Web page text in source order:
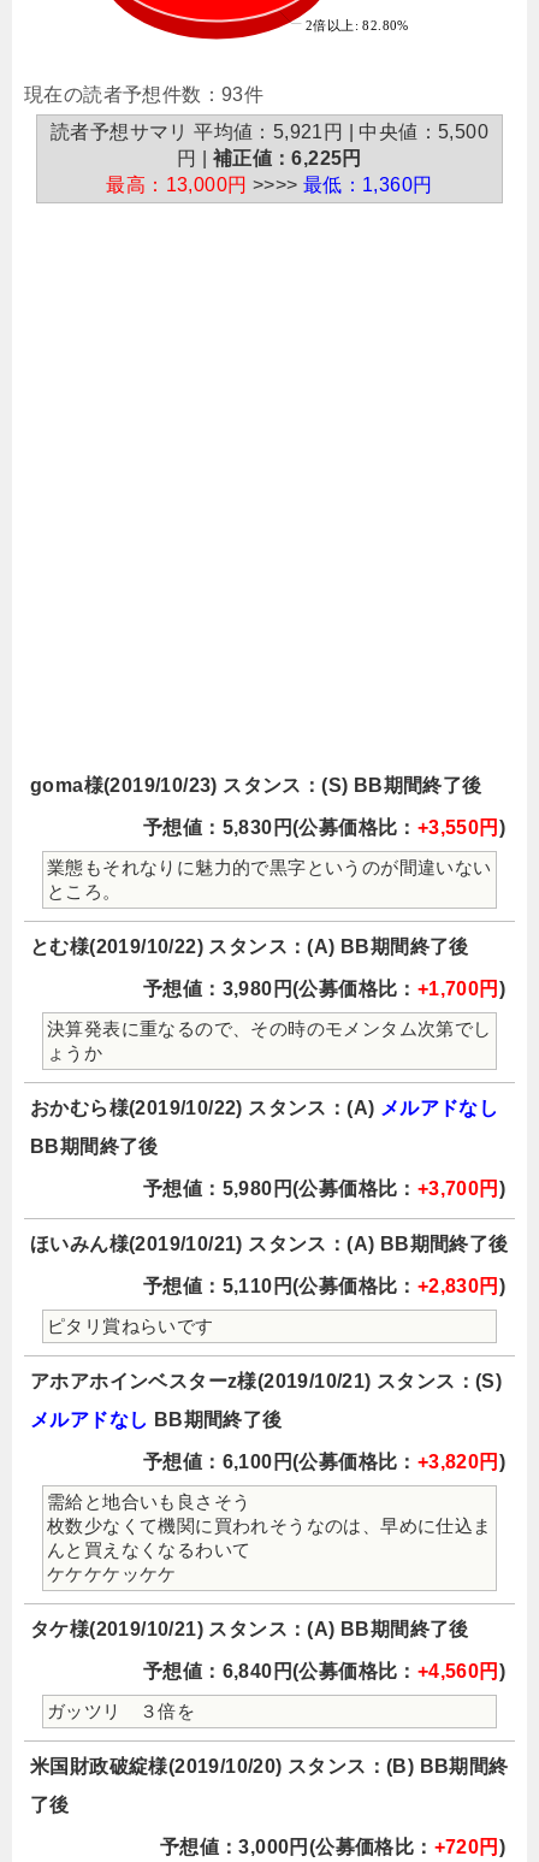
2倍以上: 82.80%
現在の読者予想件数：93件
読者予想サマリ 平均値：5,921円 | 中央値：5,500
円 | 補正値：6,225円
最高：13,000円 >>>> 最低：1,360円
goma様(2019/10/23) スタンス：(S) BB期間終了後
予想値：5,830円(公募価格比： +3,550円 )
業態もそれなりに魅力的で黒字というのが間違いない
ところ。
とむ様(2019/10/22) スタンス：(A) BB期間終了後
予想値：3,980円(公募価格比： +1,700円 )
決算発表に重なるので、その時のモメンタム次第でし
ょうか
おかむら様(2019/10/22) スタンス：(A) メルアドなし
BB期間終了後
予想値：5,980円(公募価格比： +3,700円 )
ほいみん様(2019/10/21) スタンス：(A) BB期間終了後
予想値：5,110円(公募価格比： +2,830円 )
ピタリ賞ねらいです
アホアホインベスターz様(2019/10/21) スタンス：(S)
メルアドなし BB期間終了後
予想値：6,100円(公募価格比： +3,820円 )
需給と地合いも良さそう
枚数少なくて機関に買われそうなのは、早めに仕込ま
んと買えなくなるわいて
ケケケケッケケ
タケ様(2019/10/21) スタンス：(A) BB期間終了後
予想値：6,840円(公募価格比： +4,560円 )
ガッツリ ３倍を
米国財政破綻様(2019/10/20) スタンス：(B) BB期間終
了後
予想値：3,000円(公募価格比： +720円 )